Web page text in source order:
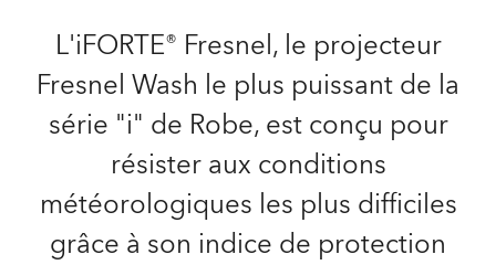
L'iFORTE® Fresnel, le projecteur
Fresnel Wash le plus puissant de la
série "i" de Robe, est conçu pour
résister aux conditions
météorologiques les plus difficiles
grâce à son indice de protection